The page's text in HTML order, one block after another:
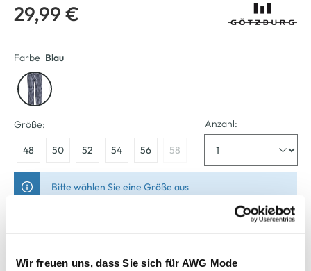
Wir freuen uns, dass Sie sich für AWG Mode
29,99 €
Farbe Blau
Größe:
48 50 52 54 56 58
Anzahl:
Bitte wählen Sie eine Größe aus